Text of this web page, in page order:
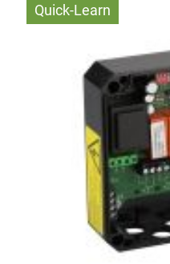
Quick-Learn